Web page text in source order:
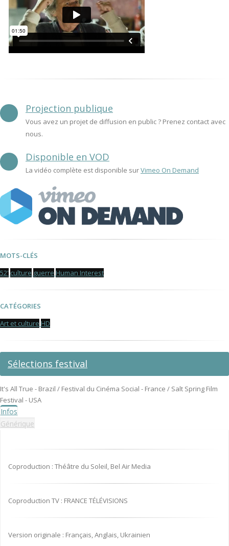
Projection publique
Vous avez un projet de diffusion en public ? Prenez contact avec
nous.
Disponible en VOD
La vidéo complète est disponible surVimeo On Demand
MOTS-CLÉS
52' culture guerre Human Interest
CATÉGORIES
Art et culture HD
Sélections festival
It's All True - Brazil / Festival du Cinéma Social - France / Salt Spring Film
Festival - USA
Infos
Générique
Coproduction : Théâtre du Soleil, Bel Air Media
Coproduction TV : FRANCE TÉLÉVISIONS
Version originale : Français, Anglais, Ukrainien